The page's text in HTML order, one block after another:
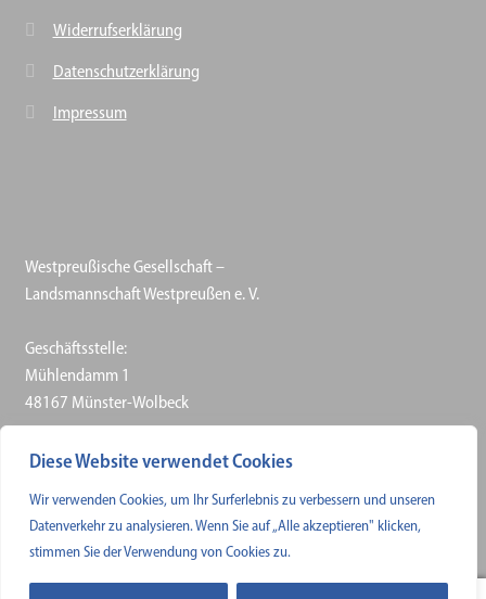
Diese Website verwendet Cookies
Wir verwenden Cookies, um Ihr Surferlebnis zu verbessern und unseren
Datenverkehr zu analysieren. Wenn Sie auf „Alle akzeptieren" klicken,
stimmen Sie der Verwendung von Cookies zu.
Widerrufserklärung
Datenschutzerklärung
Impressum
Westpreußische Gesellschaft –
Landsmannschaft Westpreußen e. V.
Geschäftsstelle:
Mühlendamm 1
48167 Münster-Wolbeck
Telefon: 0 25 06 / 30 57–50
E-Mail